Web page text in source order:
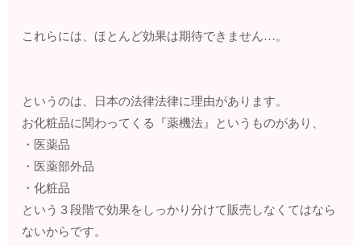
これらには、ほとんど効果は期待できません…。
というのは、日本の法律法律に理由があります。
お化粧品に関わってくる『薬機法』というものがあり、
・医薬品
・医薬部外品
・化粧品
という３段階で効果をしっかり分けて販売しなくてはなら
ないからです。